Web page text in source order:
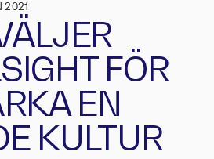
2021
FÖR
EN
KULTUR